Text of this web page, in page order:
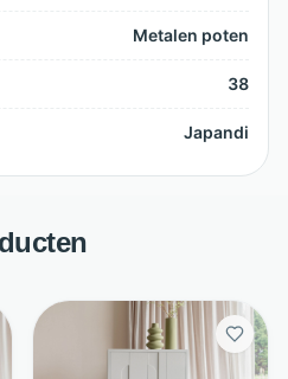
Metalen poten
38
Japandi